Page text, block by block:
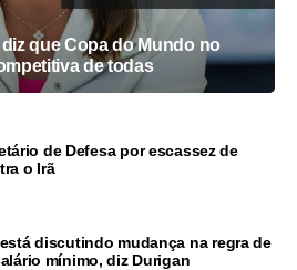
que Copa do Mundo no
de todas
de Defesa por escassez de
o Irã
discutindo mudança na regra de
mínimo, diz Durigan